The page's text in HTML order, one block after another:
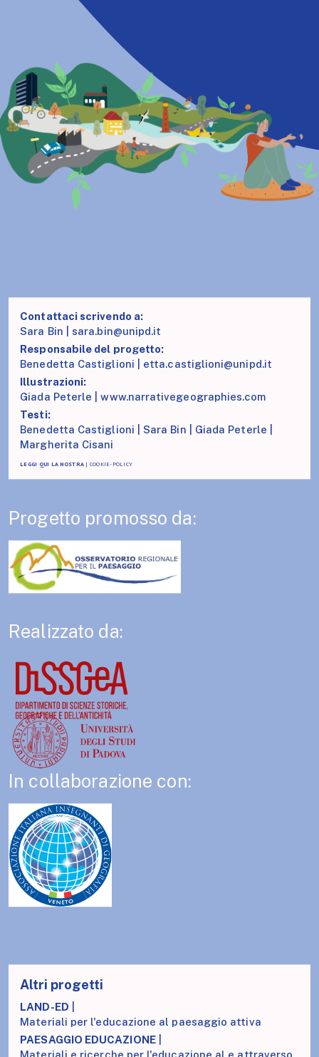
Progetto promosso da:
Contattaci scrivendo a:
Sara Bin | sara.bin@unipd.it
Responsabile del progetto:
Benedetta Castiglioni | etta.castiglioni@unipd.it
Illustrazioni:
Giada Peterle |www.narrativegeographies.com
Testi:
Benedetta Castiglioni | Sara Bin | Giada Peterle |
Margherita Cisani
LEGGI QUI LA NOSTRA | COOKIE-POLICY
Realizzato da:
In collaborazione con:
Altri progetti
LAND-ED
Materiali per l'educazione al paesaggio attiva
PAESAGGIO EDUCAZIONE|